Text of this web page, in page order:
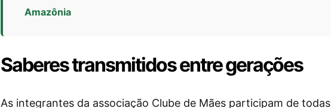
Amazônia
Saberes transmitidos entre gerações
As integrantes da associação Clube de Mães participam de